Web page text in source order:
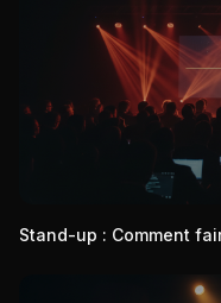
Stand-up : Comment